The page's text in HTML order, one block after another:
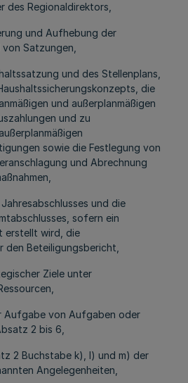
des Regionaldirektors,
und Aufhebung der
Satzungen,
und des Stellenplans,
die
und außerplanmäßigen
und zu
sowie die Festlegung von
und Abrechnung
und die
sofern ein
erstellt wird, die
den Beteiligungsbericht,
Ziele unter
Aufgabe von Aufgaben oder
2 bis 6,
2 Buchstabe k), l) und m) der
Angelegenheiten,